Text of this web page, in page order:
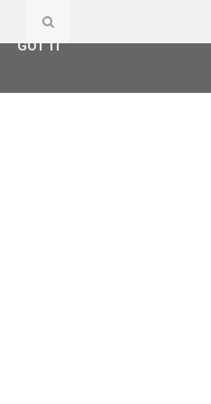
GOT IT